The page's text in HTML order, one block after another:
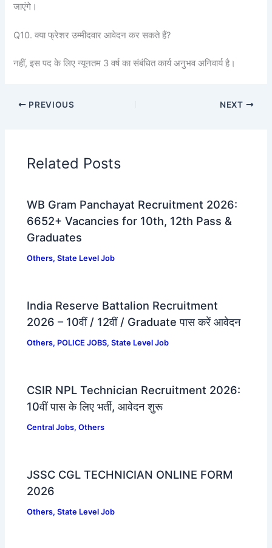
जाएंगे।
Q10. क्या फ्रेशर उम्मीदवार आवेदन कर सकते हैं?
नहीं, इस पद के लिए न्यूनतम 3 वर्ष का संबंधित कार्य अनुभव अनिवार्य है।
PREVIOUS NEXT
Related Posts
WB Gram Panchayat Recruitment 2026:
6652+ Vacancies for 10th, 12th Pass &
Graduates
Others,State Level Job
India Reserve Battalion Recruitment
2026 – 10वीं / 12वीं / Graduate पास करें आवेदन
Others, POLICE JOBS,State Level Job
CSIR NPL Technician Recruitment 2026:
10वीं पास के लिए भर्ती, आवेदन शुरू
Central Jobs,Others
JSSC CGL TECHNICIAN ONLINE FORM
2026
Others,State Level Job